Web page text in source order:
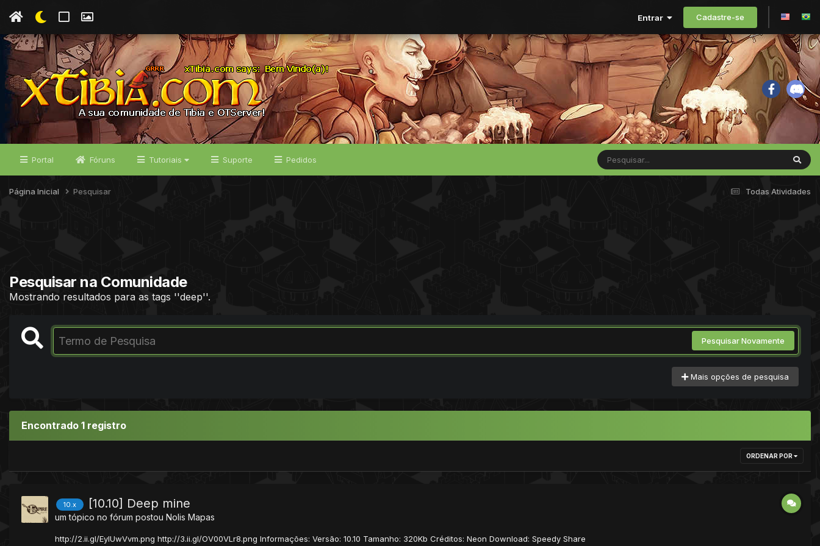
Entrar Cadastre-se
Portal Fóruns Tutoriais Suporte Pedidos
Todas Atividades
Página Inicial Pesquisar
Pesquisar na Comunidade
Mostrando resultados para as tags ''deep''.
Pesquisar Novamente
Mais opções de pesquisa
Encontrado 1 registro
ORDENAR POR
10.x [10.10] Deep mine
um tópico no fórum postou Nolis Mapas
http://2.ii.gl/EyIUwVvm.png http://3.ii.gl/OV00VLr8.png Informações: Versão: 10.10 Tamanho: 320Kb Créditos: Neon Download: Speedy Share